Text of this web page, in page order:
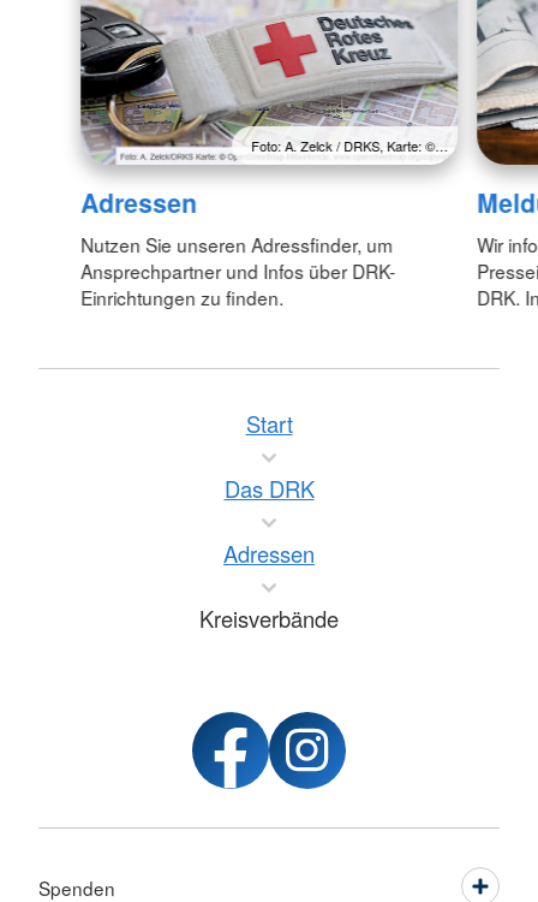
Foto: A. Zelck / DRKS, Karte: ©…
Adressen
Nutzen Sie unseren Adressfinder, um
Ansprechpartner und Infos über DRK-
Einrichtungen zu finden.
Wir
DRK.
Start
Das DRK
Adressen
Kreisverbände
Spenden